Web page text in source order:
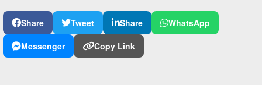
Share Tweet Share
WhatsApp
Messenger
Copy Link